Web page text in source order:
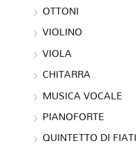
OTTONI
VIOLINO
VIOLA
CHITARRA
MUSICA VOCALE
PIANOFORTE
QUINTETTO DI FIATI